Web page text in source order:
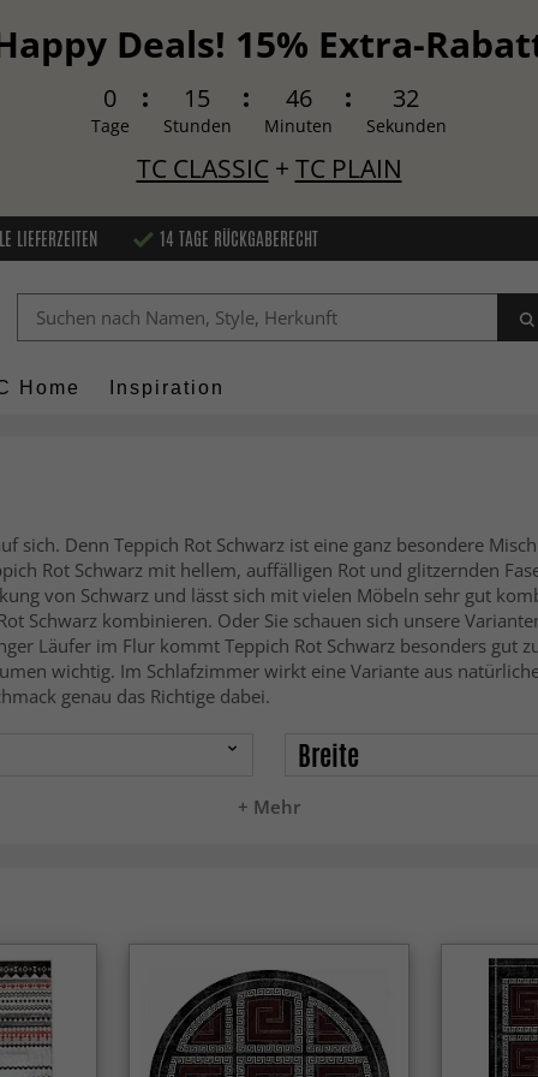
Deals! 15% Extra-
0
Tage
15
Stunden
46
Minuten
31
Sekunden
TC CLASSIC+ TC PLAIN
LIEFERZEITEN 14 TAGE RÜCKGABERECHT
Home Inspiration
sich. Denn Teppich Rot Schwarz ist eine ganz besondere
Rot Schwarz mit hellem, auffälligen Rot und glitzernden
von Schwarz und lässt sich mit vielen Möbeln sehr gut
Schwarz kombinieren. Oder Sie schauen sich unsere
Läufer im Flur kommt Teppich Rot Schwarz besonders gut
wichtig. Im Schlafzimmer wirkt eine Variante aus
genau das Richtige dabei.
+ Mehr
Breite